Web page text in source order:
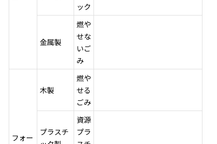
ック
金属製
燃や
せな
いご
み
フォー
木製
燃や
せる
ごみ
プラスチ
資源
プラ